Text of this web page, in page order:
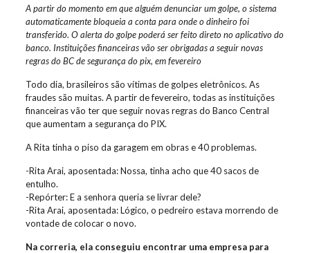
A partir do momento em que alguém denunciar um golpe, o sistema
automaticamente bloqueia a conta para onde o dinheiro foi
transferido. O alerta do golpe poderá ser feito direto no aplicativo do
banco. Instituições financeiras vão ser obrigadas a seguir novas
regras do BC de segurança do pix, em fevereiro
Todo dia, brasileiros são vítimas de golpes eletrônicos. As
fraudes são muitas. A partir de fevereiro, todas as instituições
financeiras vão ter que seguir novas regras do Banco Central
que aumentam a segurança do PIX.
A Rita tinha o piso da garagem em obras e 40 problemas.
-Rita Arai, aposentada: Nossa, tinha acho que 40 sacos de
entulho.
-Repórter: E a senhora queria se livrar dele?
-Rita Arai, aposentada: Lógico, o pedreiro estava morrendo de
vontade de colocar o novo.
Na correria, ela conseguiu encontrar uma empresa para